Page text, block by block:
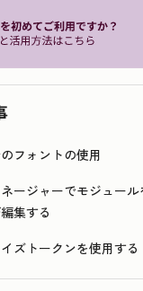
フォントの使用
ージャーでモジュール
集する
ズトークンを使用する